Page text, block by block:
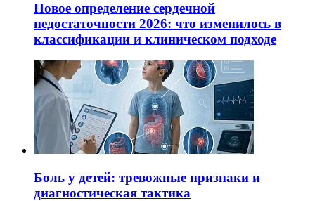
Новое определение сердечной
недостаточности 2026: что изменилось в
классификации и клиническом подходе
Боль у детей: тревожные признаки и
диагностическая тактика